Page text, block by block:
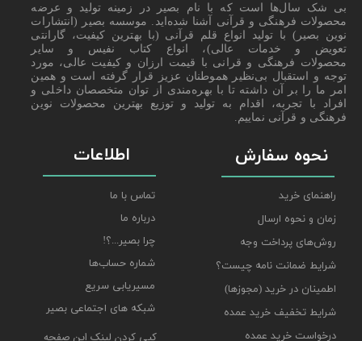
نحوه سفارش
راهنمای خرید
زمان و نحوه ارسال
روش‌های پرداخت وجه
شرایط ضمانت نامه چیست؟
اطمینان در خرید (مجوزها)
شرایط تخفیف خرید عمده
درخواست خرید عمده
اطلاعات
تماس با ما
درباره ما
چرا بصیر...؟!
شماره حساب‌ها
مسیریابی سریع
شبکه های اجتماعی بصیر
بی شک سال‌ها است که با نام بصیر در زمینه تولید و عرضه
محصولات فرهنگی و قرآنی آشنا شده‌اید. موسسه بصیر (انتشارات
نوین بصیر) با تولید انواع قلم قرآنی (با بهترین کیفیت، گارانتی
تعویض و خدمات عالی)، انواع کتاب نفیس و سایر
محصولات فرهنگی و قرانی با قیمت ارزان و کیفیت عالی، مورد
توجه و استقبال بی‌نظیر هموطنان عزیز قرار گرفته است و همین
امر ما را بر آن داشته تا با بهره‌مندی از توان متخصصان داخلی و
افراد با تجربه، اقدام به تولید و توزیع بهترین محصولات نوین
فرهنگی و قرآنی نماییم.
کپی کردن لینک این صفحه